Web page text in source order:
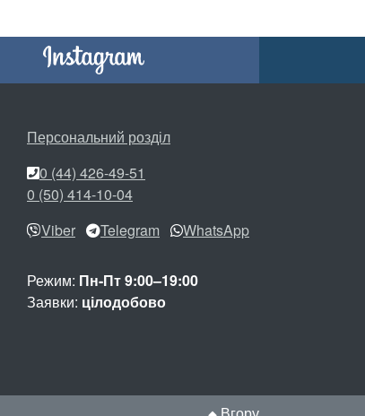
Персональний розділ
0 (44) 426-49-51
0 (50) 414-10-04
Viber
Telegram WhatsApp
Режим: Пн-Пт 9:00–19:00
Заявки: цілодобово